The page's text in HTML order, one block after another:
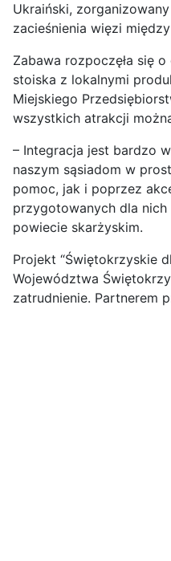
Ukraiński,
zacieśnienia więzi
Zabawa rozpoczęła się
stoiska z lokalnymi
Miejskiego
wszystkich atrakcji
– Integracja jest bardzo
naszym sąsiadom w
pomoc, jak i poprzez
przygotowanych dla nich
powiecie skarżyskim.
Projekt “Świętokrzyskie
Województwa
zatrudnienie. Partnerem